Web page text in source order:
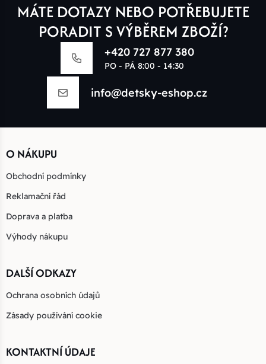
MÁTE DOTAZY NEBO POTŘEBUJETE
PORADIT S VÝBĚREM ZBOŽÍ?
+420 727 877 380
PO - PÁ 8:00 - 14:30
info@detsky-eshop.cz
O NÁKUPU
Obchodní podmínky
Reklamační řád
Doprava a platba
Výhody nákupu
DALŠÍ ODKAZY
Ochrana osobních údajů
Zásady používání cookie
KONTAKTNÍ ÚDAJE